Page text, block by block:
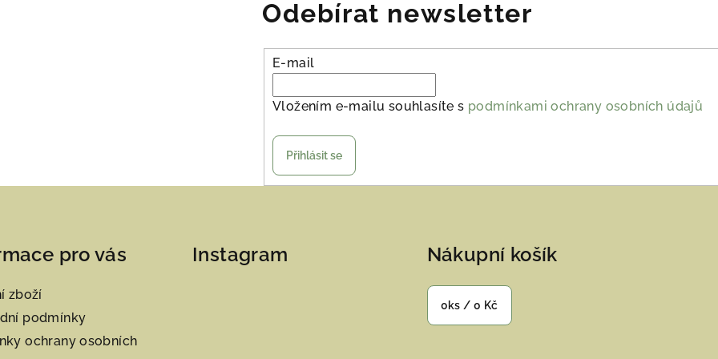
Odebírat newsletter
E-mail
Vložením e-mailu souhlasíte s podmínkami ochrany osobních údajů
Přihlásit se
pro vás
zboží
podmínky
ochrany osobních
Instagram Nákupní košík
0ks / 0 Kč